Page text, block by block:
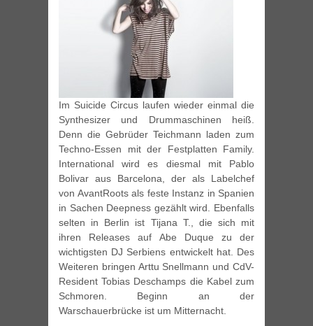
Im Suicide Circus laufen wieder einmal die
Synthesizer und Drummaschinen heiß.
Denn die Gebrüder Teichmann laden zum
Techno-Essen mit der Festplatten Family.
International wird es diesmal mit Pablo
Bolivar aus Barcelona, der als Labelchef
von AvantRoots als feste Instanz in Spanien
in Sachen Deepness gezählt wird. Ebenfalls
selten in Berlin ist Tijana T., die sich mit
ihren Releases auf Abe Duque zu der
wichtigsten DJ Serbiens entwickelt hat. Des
Weiteren bringen Arttu Snellmann und CdV-
Resident Tobias Deschamps die Kabel zum
Schmoren. Beginn an der
Warschauerbrücke ist um Mitternacht.